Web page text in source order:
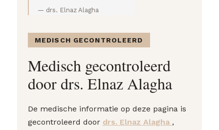
— drs. Elnaz Alagha
MEDISCH GECONTROLEERD
Medisch gecontroleerd
door drs. Elnaz Alagha
De medische informatie op deze pagina is
gecontroleerd door drs. Elnaz Alagha ,